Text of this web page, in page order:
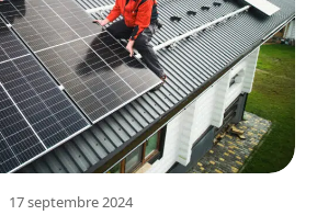
17 septembre 2024